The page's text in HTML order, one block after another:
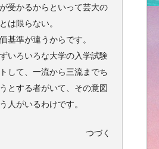
受かるからといって芸大の
は限らない。
基準が違うからです。
いろいろな大学の入学試験
して、一流から三流までち
とする者がいて、その意図
人がいるわけです。
つづく